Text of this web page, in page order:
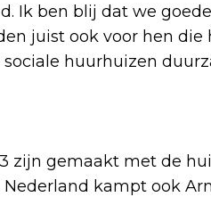
Ik ben blij dat we
juist ook voor hen
huurhuizen
zijn gemaakt met de
kampt ook